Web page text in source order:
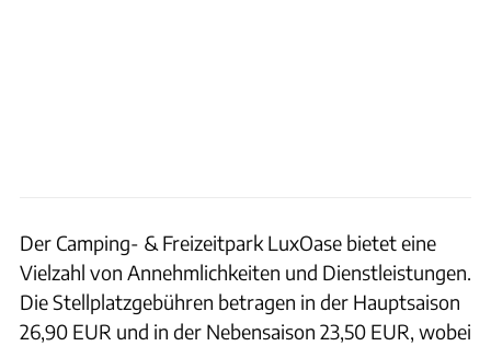
Der Camping- & Freizeitpark LuxOase bietet eine
Vielzahl von Annehmlichkeiten und Dienstleistungen.
Die Stellplatzgebühren betragen in der Hauptsaison
26,90 EUR und in der Nebensaison 23,50 EUR, wobei